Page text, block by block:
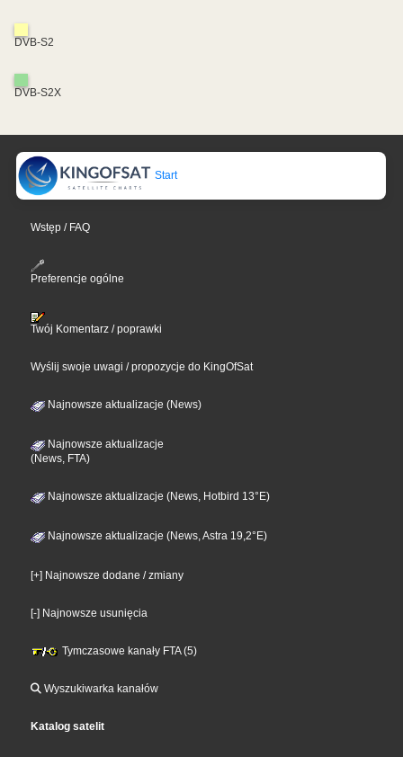
DVB-S2
DVB-S2X
Start
Wstęp / FAQ
Preferencje ogólne
Twój Komentarz / poprawki
Wyślij swoje uwagi / propozycje do KingOfSat
Najnowsze aktualizacje (News)
Najnowsze aktualizacje
(News, FTA)
Najnowsze aktualizacje (News, Hotbird 13°E)
Najnowsze aktualizacje (News, Astra 19,2°E)
[+] Najnowsze dodane / zmiany
[-] Najnowsze usunięcia
Tymczasowe kanały FTA (5)
Wyszukiwarka kanałów
Katalog satelit